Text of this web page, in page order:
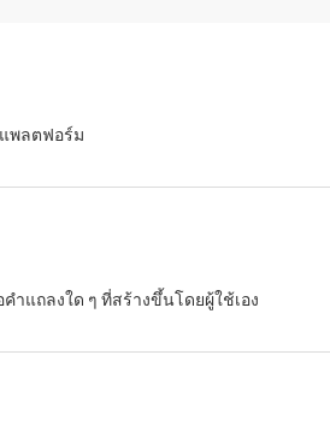
พลตฟอร์ม
ำแถลงใด ๆ ที่สร้างขึ้นโดยผู้ใช้เอง